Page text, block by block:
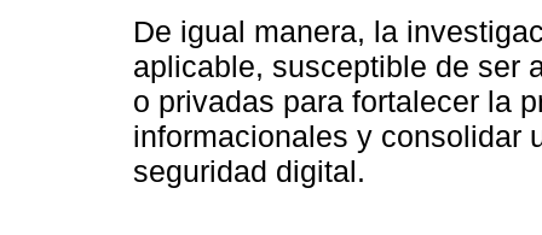
De igual manera, la
aplicable, susceptible de ser
o privadas para fortalecer la
informacionales y consolidar
seguridad digital.